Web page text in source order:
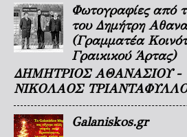
Φωτογραφίες από
του Δημήτρη
(Γραμματέα
Γραικικού Άρτας)
ΔΗΜΗΤΡΙΟΣ ΑΘΑΝΑΣΙΟΥ -
ΝΙΚΟΛΑΟΣ
Galaniskos.gr